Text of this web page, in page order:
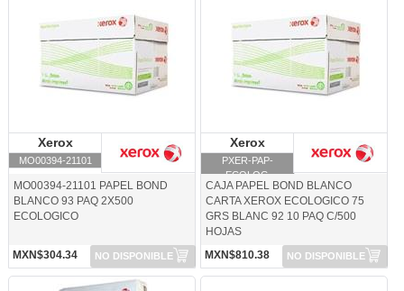
Xerox
MO00394-21101
MO00394-21101 PAPEL BOND
BLANCO 93 PAQ 2X500
ECOLOGICO
MXN$304.34 NO DISPONIBLE
Xerox
PXER-PAP-
ECOLOG
CAJA PAPEL BOND BLANCO
CARTA XEROX ECOLOGICO 75
GRS BLANC 92 10 PAQ C/500
HOJAS
MXN$810.38
NO DISPONIBLE
PXER-PAP-MARPON-Xerox